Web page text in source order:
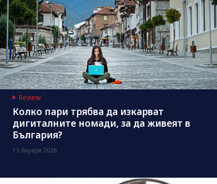
Review
Колко пари трябва да изкарват
дигиталните номади, за да живеят в
България?
13 Януари 2026